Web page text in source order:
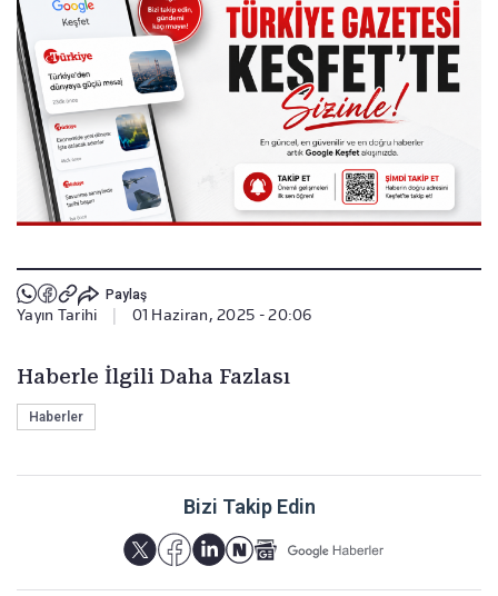
Paylaş
Yayın Tarihi 01 Haziran, 2025 - 20:06
Haberle İlgili Daha Fazlası
Haberler
Bizi Takip Edin